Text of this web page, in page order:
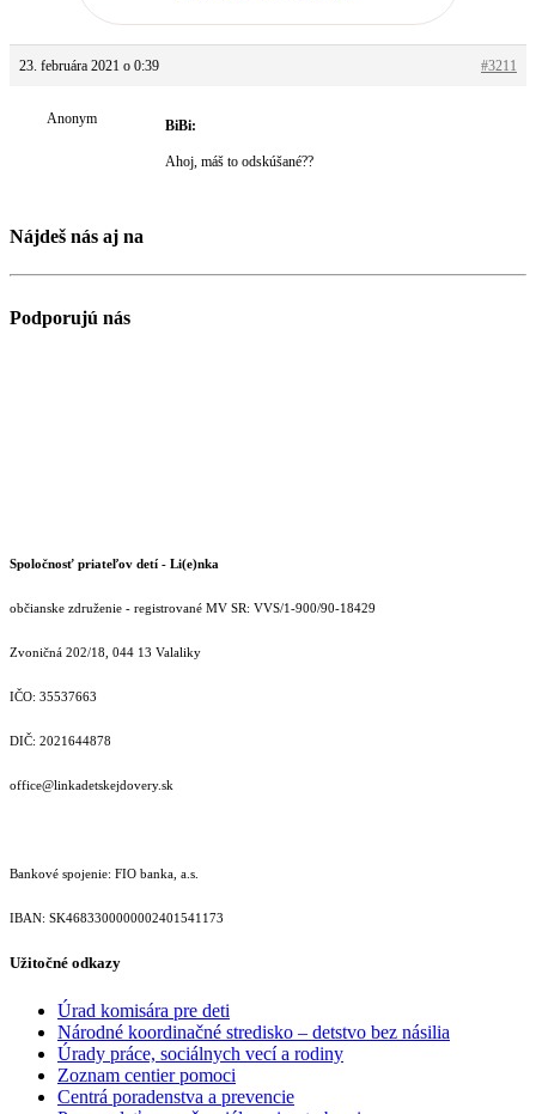
23. februára 2021 o 0:39 #3211
Anonym BiBi:
Ahoj, máš to odskúšané??
Nájdeš nás aj na
Podporujú nás
Spoločnosť priateľov detí - Li(e)nka
občianske združenie - registrované MV SR: VVS/1-900/90-18429
Zvoničná 202/18, 044 13 Valaliky
IČO: 35537663
DIČ: 2021644878
office@linkadetskejdovery.sk
Bankové spojenie: FIO banka, a.s.
IBAN: SK46833000000­02401541173
Užitočné odkazy
Úrad komisára pre deti
Národné koordinačné stredisko – detstvo bez násilia
Úrady práce, sociálnych vecí a rodiny
Zoznam centier pomoci
Centrá poradenstva a prevencie